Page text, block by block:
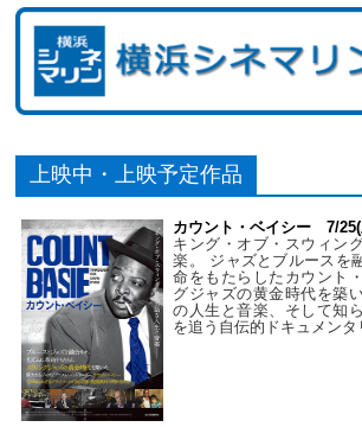
上映中・上映予定作品
カウント・ベイシー 7/25(
キング・オブ・スウィン
楽。 ジャズとブルースを
命をもたらしたカウント
グジャズの黄金時代を築
の人生と音楽、そして知
を追う自伝的ドキュメンタ